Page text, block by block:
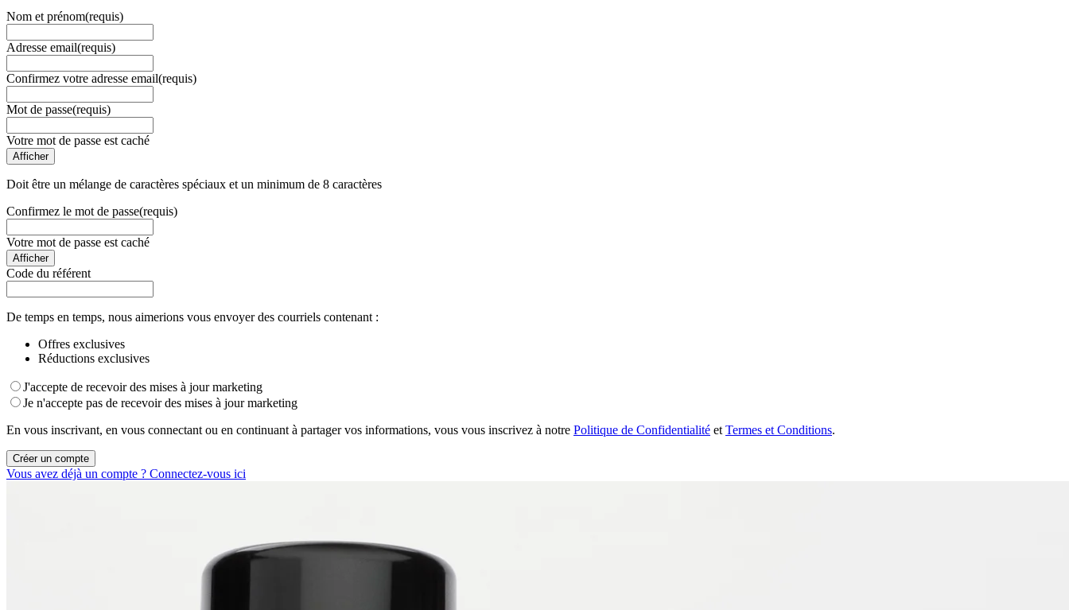
Nom et prénom(requis)
Adresse email(requis)
Confirmez votre adresse email(requis)
Mot de passe(requis)
Votre mot de passe est caché
Afficher
Doit être un mélange de caractères spéciaux et un minimum de 8 caractères
Confirmez le mot de passe(requis)
Votre mot de passe est caché
Afficher
Code du référent
De temps en temps, nous aimerions vous envoyer des courriels contenant :
Offres exclusives
Réductions exclusives
J'accepte de recevoir des mises à jour marketing
Je n'accepte pas de recevoir des mises à jour marketing
En vous inscrivant, en vous connectant ou en continuant à partager vos informations, vous vous inscrivez à notre Politique de Confidentialité et Termes et Conditions.
Créer un compte
Vous avez déjà un compte ? Connectez-vous ici